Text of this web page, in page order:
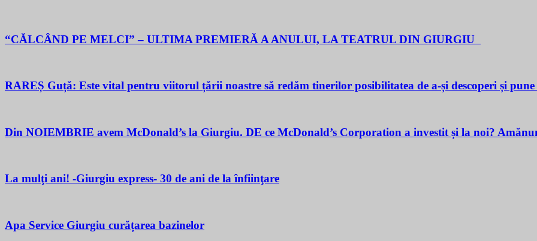
“CĂLCÂND PE MELCI” – ULTIMA PREMIERĂ A ANULUI, LA TEATRUL DIN GIURGIU
RAREȘ Guță: Este vital pentru viitorul țării noastre să redăm tinerilor posibilitatea de a-și descoperi și
Din NOIEMBRIE avem McDonald’s la Giurgiu. DE ce McDonald’s Corporation a investit și la noi?
La mulţi ani! -Giurgiu express- 30 de ani de la înfiinţare
Apa Service Giurgiu curățarea bazinelor